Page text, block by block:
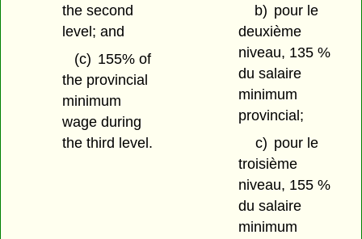
the second
level; and
(c) 155% of
the provincial
minimum
wage during
the third level.
b) pour le
deuxième
niveau, 135 %
du salaire
minimum
provincial;
c) pour le
troisième
niveau, 155 %
du salaire
minimum